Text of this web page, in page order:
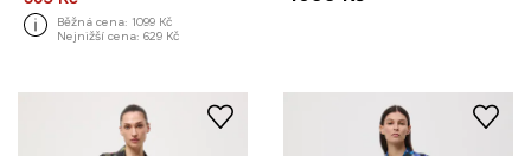
Běžná cena: 1099 Kč
Nejnižší cena: 629 Kč